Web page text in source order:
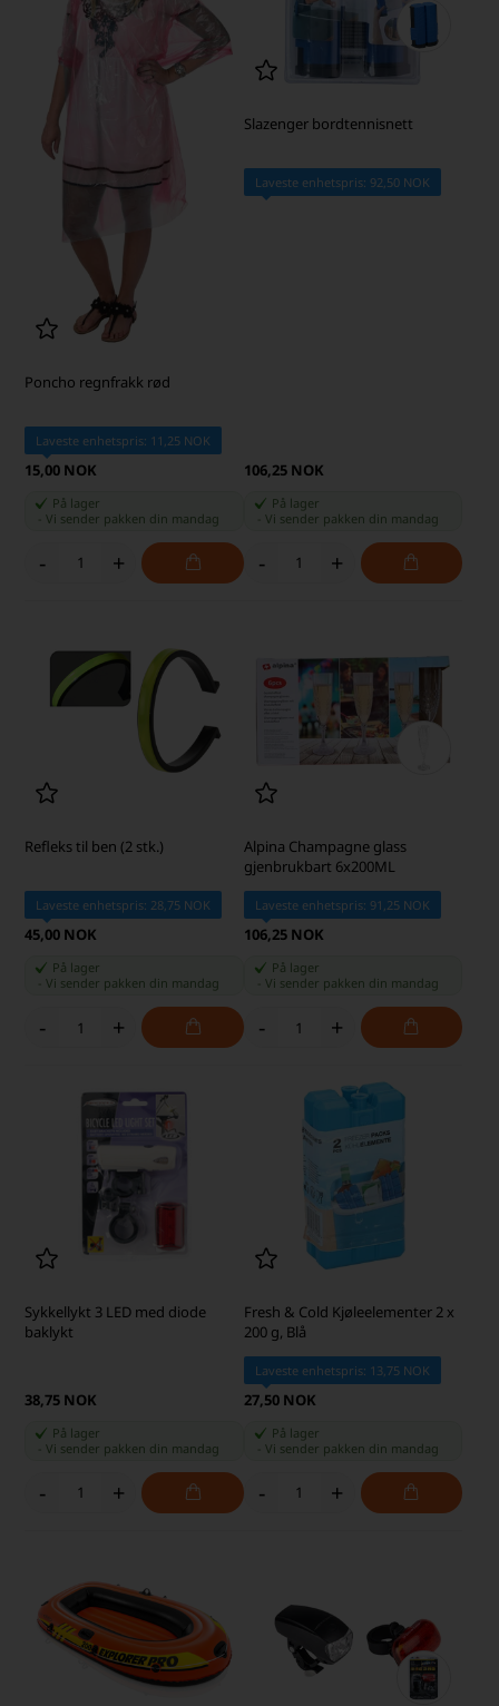
Poncho regnfrakk rød
Laveste enhetspris: 11,25 NOK
15,00 NOK
På lager
-Vi sender pakken din mandag
- +
Slazenger bordtennisnett
Laveste enhetspris: 92,50 NOK
106,25 NOK
På lager
Vi sender pakken din mandag
- +
Refleks til ben (2 stk.)
Laveste enhetspris: 28,75 NOK
45,00 NOK
På lager
-Vi sender pakken din mandag
- +
Alpina Champagne glass
gjenbrukbart 6x200ML
Laveste enhetspris: 91,25 NOK
106,25 NOK
På lager
Vi sender pakken din mandag
- +
Sykkellykt 3 LED med diode
baklykt
38,75 NOK
På lager
-Vi sender pakken din mandag
- +
Fresh & Cold Kjøleelementer 2 x
200 g, Blå
Laveste enhetspris: 13,75 NOK
27,50 NOK
På lager
Vi sender pakken din mandag
- +